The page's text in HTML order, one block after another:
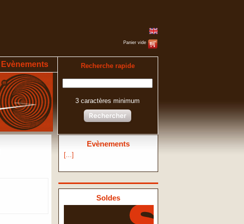
Panier vide
Evènements Recherche rapide
3 caractères minimum
Rechercher
Evènements
[...]
Soldes